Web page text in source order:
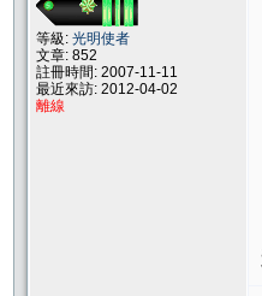
等級: 光明使者
文章: 852
註冊時間: 2007-11-11
最近來訪: 2012-04-02
離線